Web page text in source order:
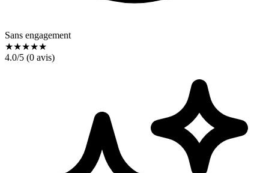
Sans engagement
★★★★★
4.0/5 (0 avis)